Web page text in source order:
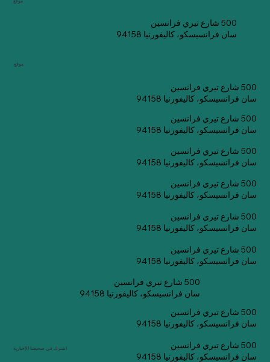
500 شارع تيري فرانسين
سان فرانسيسكو، كاليفورنيا 94158
موقع
500 شارع تيري فرانسين
سان فرانسيسكو، كاليفورنيا 94158
500 شارع تيري فرانسين
سان فرانسيسكو، كاليفورنيا 94158
500 شارع تيري فرانسين
سان فرانسيسكو، كاليفورنيا 94158
500 شارع تيري فرانسين
سان فرانسيسكو، كاليفورنيا 94158
500 شارع تيري فرانسين
سان فرانسيسكو، كاليفورنيا 94158
500 شارع تيري فرانسين
سان فرانسيسكو، كاليفورنيا 94158
500 شارع تيري فرانسين
سان فرانسيسكو، كاليفورنيا 94158
500 شارع تيري فرانسين
سان فرانسيسكو، كاليفورنيا 94158
500 شارع تيري فرانسين
سان فرانسيسكو، كاليفورنيا 94158
اشترك في صحيفتنا الإخبارية